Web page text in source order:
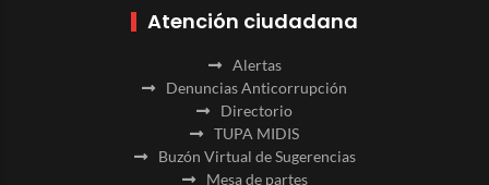
Atención ciudadana
Alertas
Denuncias Anticorrupción
Directorio
TUPA MIDIS
Buzón Virtual de Sugerencias
Mesa de partes